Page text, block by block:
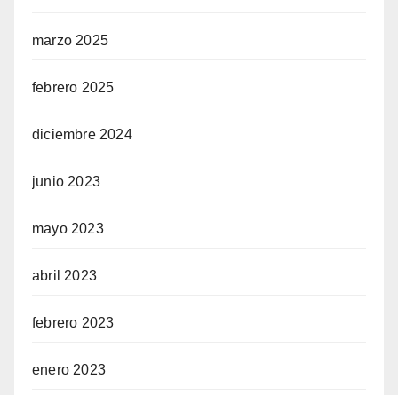
marzo 2025
febrero 2025
diciembre 2024
junio 2023
mayo 2023
abril 2023
febrero 2023
enero 2023